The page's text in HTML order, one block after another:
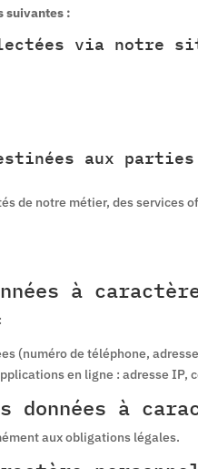
suivantes :
via notre
aux
de notre métier, des services
à
(numéro de téléphone,
en ligne : adresse IP,
données à
aux obligations légales.